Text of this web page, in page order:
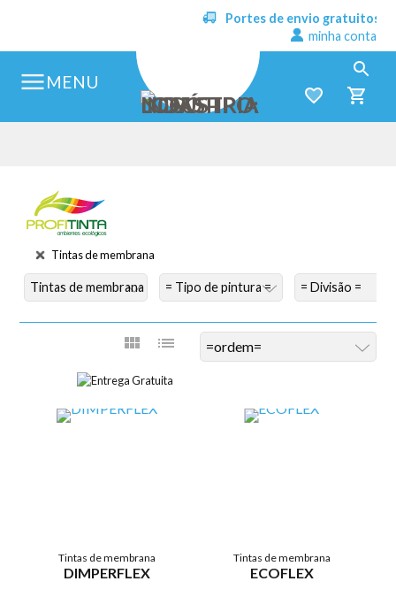
Portes de envio gratuitos
minha conta
MENU
Tintas de membrana
Tintas de membrana
DIMPERFLEX
Tintas de membrana
ECOFLEX